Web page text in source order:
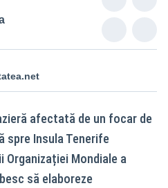
afectată de un focar de
spre Insula Tenerife
Organizației Mondiale a
să elaboreze